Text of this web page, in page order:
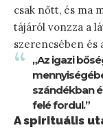
csak nőtt, és ma
tájáról vonzza a
szerencsében és
„Az igazi
szándékban
felé fordul.”
A spirituális